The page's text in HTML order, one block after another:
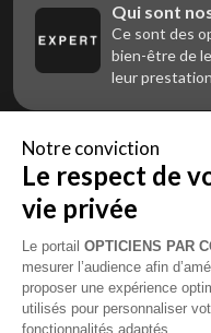
Qui sont
Ce sont des
bien-être de
leur
Vous êtes
vous
Contactez
Notre conviction
Le respect de
vie privée
Le portail OPTICIENS PAR
mesurer l’audience afin
proposer une expérience
utilisés pour personnaliser
fonctionnalités adaptés.